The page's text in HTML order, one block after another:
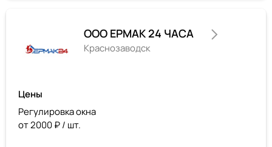
ООО ЕРМАК 24 ЧАСА
Краснозаводск
Цены
Регулировка окна
от 2000 ₽ / шт.